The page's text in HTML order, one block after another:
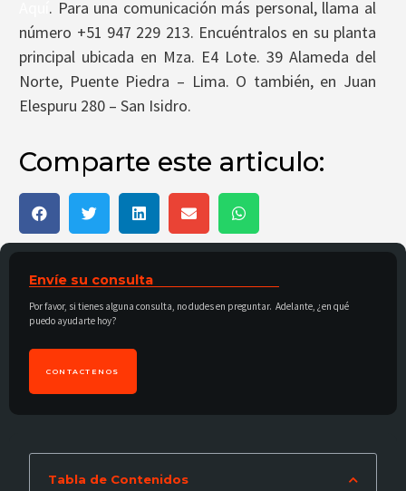
. Para una comunicación más personal, llama al
número +51 947 229 213. Encuéntralos en su planta
principal ubicada en Mza. E4 Lote. 39 Alameda del
Norte, Puente Piedra – Lima. O también, en Juan
Elespuru 280 – San Isidro.
Comparte este articulo:
Envíe su consulta
Por favor, si tienes alguna consulta, no dudes en preguntar. Adelante, ¿en qué
puedo ayudarte hoy?
CONTACTENOS
Tabla de Contenidos